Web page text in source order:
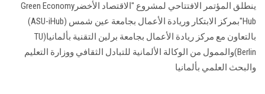
سجل الان
ينطلق المؤتمر الافتتاحي لمشروع "الاقتصاد الأخضرGreen Economy
Hub"بمركز الابتكار وريادة الأعمال بجامعة عين شمس (ASU-iHub)
بالتعاون مع مركز ريادة الأعمال بجامعة برلين التقنية بألمانيا(TU
Berlin)والممول من الوكالة الألمانية للتبادل الثقافي ووزارة التعليم
والبحث العلمي بألمانيا